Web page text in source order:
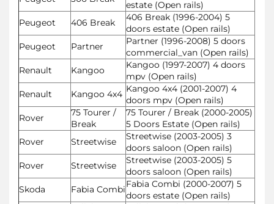
estate (Open rails)
Peugeot
406 Break
406 Break (1996-2004) 5
doors estate (Open rails)
Peugeot
Partner
Partner (1996-2008) 5 doors
commercial_van (Open rails)
Renault
Kangoo
Kangoo (1997-2007) 4 doors
mpv (Open rails)
Renault
Kangoo 4x4 Kangoo 4x4 (2001-2007) 4
doors mpv (Open rails)
Rover
75 Tourer /
Break
75 Tourer / Break (2000-2005)
5 Doors Estate (Open rails)
Rover
Streetwise
Streetwise (2003-2005) 3
doors saloon (Open rails)
Rover
Streetwise
Streetwise (2003-2005) 5
doors saloon (Open rails)
Skoda
Fabia CombiFabia Combi (2000-2007) 5
doors estate (Open rails)